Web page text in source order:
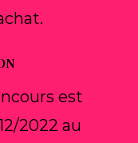
est
2022 au